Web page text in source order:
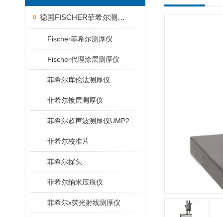
德国FISCHER菲希尔测厚仪
Fischer菲希尔测厚仪
Fischer代理涂层测厚仪
菲希尔库伦法测厚仪
菲希尔镀层测厚仪
菲希尔校准片
菲希尔探头
菲希尔纳米压痕仪
菲希尔x荧光射线测厚仪